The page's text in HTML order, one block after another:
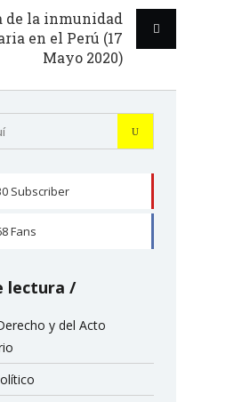
de la inmunidad
en el Perú (17
Mayo 2020)
Subscriber
Fans
lectura
y del Acto